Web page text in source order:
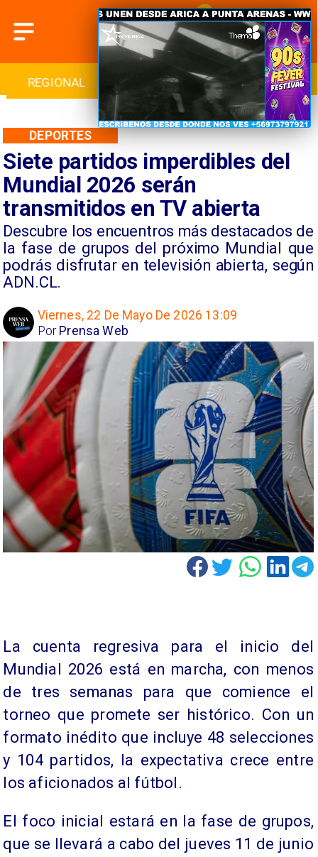
INTERNACIONAL DEPORTES CULTURA
Siete partidos imperdibles del
Mundial 2026 serán
transmitidos en TV abierta
Descubre los encuentros más destacados de
la fase de grupos del próximo Mundial que
podrás disfrutar en televisión abierta, según
ADN.CL.
DEPORTES
Viernes, 22 De Mayo De 2026 13:09
Prensa Web
Por
La cuenta regresiva para el inicio del
Mundial 2026 está en marcha, con menos
de tres semanas para que comience el
torneo que promete ser histórico. Con un
formato inédito que incluye 48 selecciones
y 104 partidos, la expectativa crece entre
los aficionados al fútbol.
El foco inicial estará en la fase de grupos,
que se llevará a cabo del jueves 11 de junio